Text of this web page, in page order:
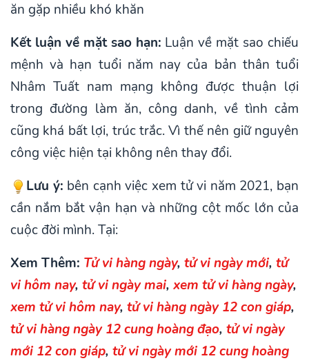
ăn gặp nhiều khó khăn
Kết luận về mặt sao hạn: Luận về mặt sao chiếu
mệnh và hạn tuổi năm nay của bản thân tuổi
Nhâm Tuất nam mạng không được thuận lợi
trong đường làm ăn, công danh, về tình cảm
cũng khá bất lợi, trúc trắc. Vì thế nên giữ nguyên
công việc hiện tại không nên thay đổi.
Lưu ý: bên cạnh việc xem tử vi năm 2021, bạn
cần nắm bắt vận hạn và những cột mốc lớn của
cuộc đời mình. Tại:
Xem Thêm: Tử vi hàng ngày, tử vi ngày mới, tử
vi hôm nay, tử vi ngày mai, xem tử vi hàng ngày,
xem tử vi hôm nay, tử vi hàng ngày 12 con giáp,
tử vi hàng ngày 12 cung hoàng đạo, tử vi ngày
mới 12 con giáp, tử vi ngày mới 12 cung hoàng